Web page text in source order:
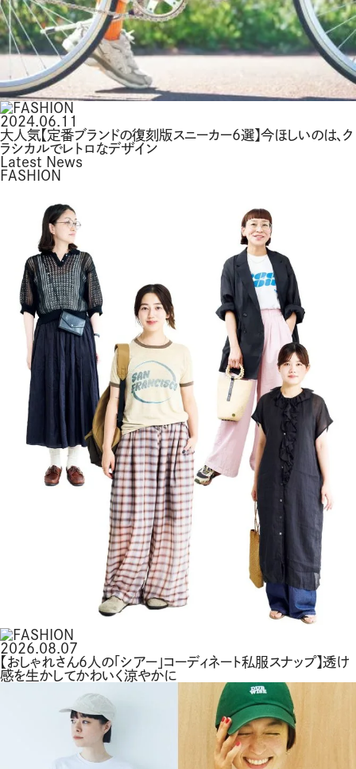
2024.06.11
大人気【定番ブランドの復刻版スニーカー6選】今ほしいのは、ク
ラシカルでレトロなデザイン
Latest News
FASHION
2026.08.07
【おしゃれさん6人の「シアー」コーディネート私服スナップ】透け
感を生かしてかわいく涼やかに